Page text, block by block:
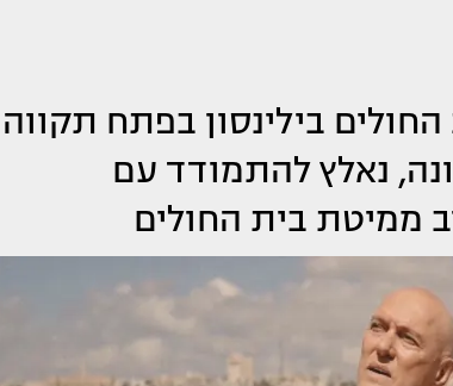
בילינסון בפתח תקווה
נאלץ להתמודד עם
ממיטת בית החולים